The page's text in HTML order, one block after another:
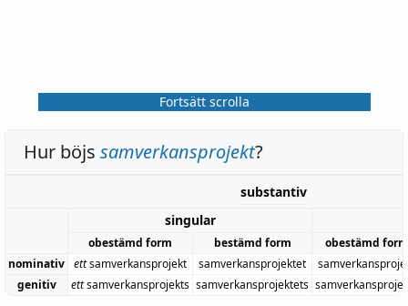
Fortsätt scrolla
Hur böjs samverkansprojekt?
substantiv
singular
obestämd form bestämd form
obestämd form
nominativ ettsamverkansprojekt samverkansprojektet
genitiv
ettsamverkansprojekts samverkansprojektets